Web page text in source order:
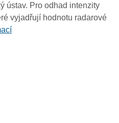
ústav. Pro odhad intenzity
vyjadřují hodnotu radarové